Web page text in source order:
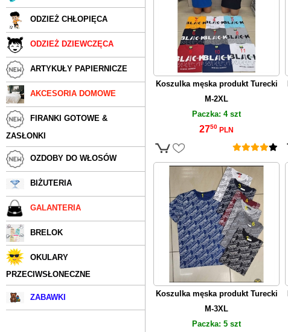
ODZIEŻ CHŁOPIĘCA
ODZIEŻ DZIEWCZĘCA
ARTYKUŁY PAPIERNICZE
AKCESORIA DOMOWE
FIRANKI GOTOWE &
ZASŁONKI
OZDOBY DO WŁOSÓW
BIŻUTERIA
GALANTERIA
BRELOK
OKULARY
PRZECIWSŁONECZNE
ZABAWKI
Koszulka męska produkt Turecki
M-2XL
Paczka: 4 szt
2750 PLN
Koszulka męska produkt Turecki
M-3XL
Paczka: 5 szt